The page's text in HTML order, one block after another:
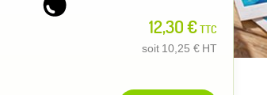
12,30 €TTC
soit 10,25 € HT